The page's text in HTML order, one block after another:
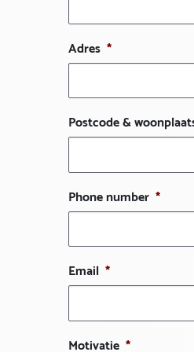
Adres *
Postcode &
Phone number *
Email *
Motivatie *